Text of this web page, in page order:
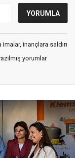
inançlara saldırı
yorumlar